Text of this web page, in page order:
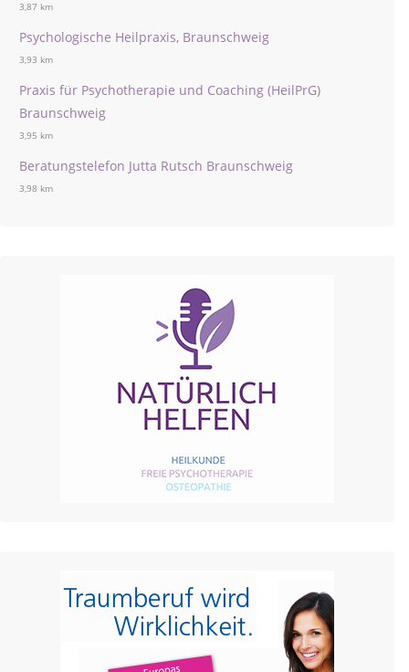
3,87 km
Psychologische Heilpraxis, Braunschweig
3,93 km
Praxis für Psychotherapie und Coaching (HeilPrG)
Braunschweig
3,95 km
Beratungstelefon Jutta Rutsch Braunschweig
3,98 km